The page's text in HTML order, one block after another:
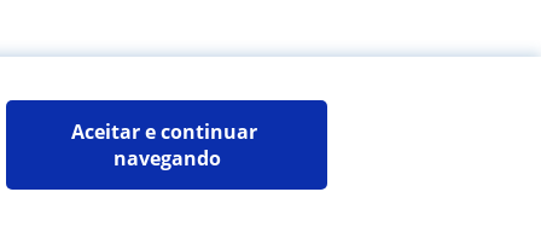
Aceitar e continuar
navegando
de alunos
Mapa do site:Professores particulares